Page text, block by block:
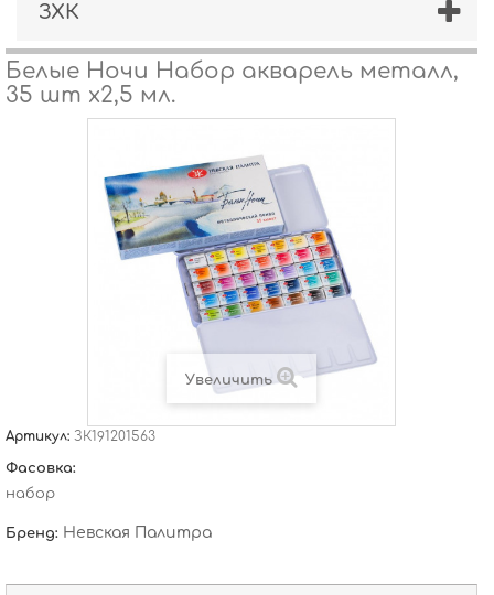
ЗХК
Белые Ночи Набор акварель металл,
35 шт х2,5 мл.
Увеличить
Артикул: ЗК191201563
Фасовка:
набор
Бренд: Невская Палитра